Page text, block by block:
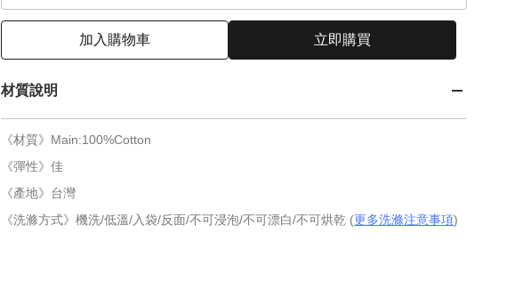
加入購物車 立即購買
材質說明
《材質》Main:100%Cotton
《彈性》佳
《產地》台灣
《洗滌方式》機洗/低溫/入袋/反面/不可浸泡/不可漂白/不可烘乾 (更多洗滌注意事項)